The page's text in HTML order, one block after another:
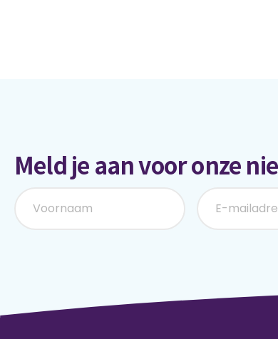
Meld je aan voor onze